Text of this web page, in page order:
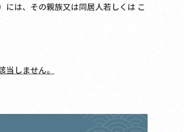
には、その親族又は同居人若しくは こ
しません。